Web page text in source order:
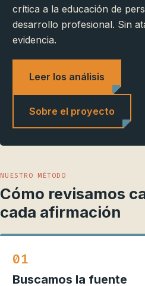
crítica a la educación de
desarrollo profesional. Sin
evidencia.
Leer los análisis
Sobre el proyecto
NUESTRO MÉTODO
Cómo revisamos
cada afirmación
01
Buscamos la fuente